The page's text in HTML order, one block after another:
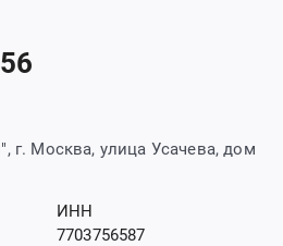
г. Москва, улица Усачева, дом
ИНН
7703756587